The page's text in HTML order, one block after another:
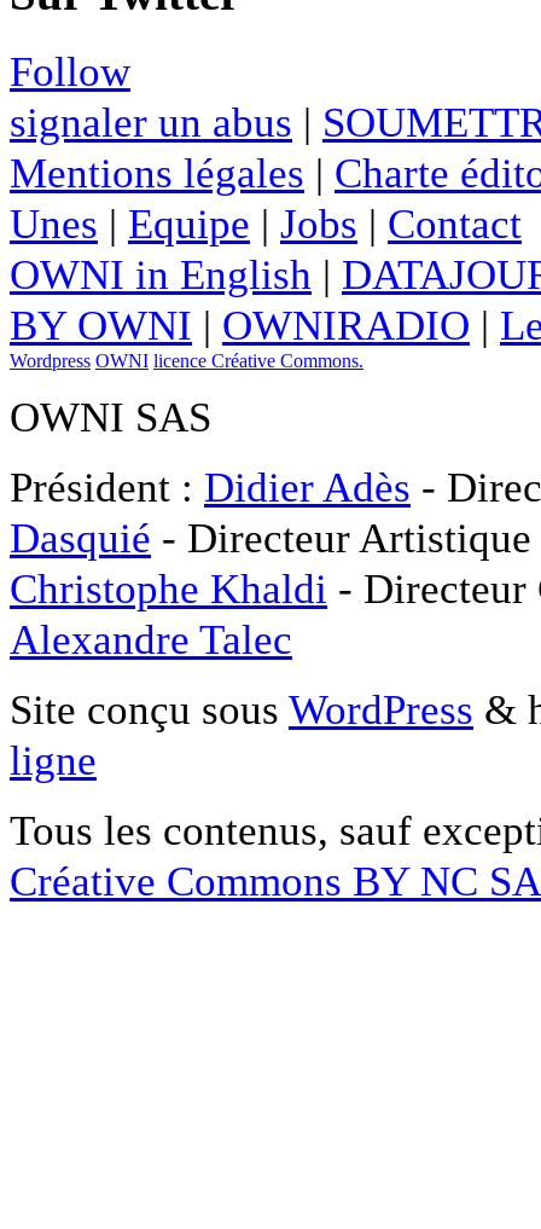
Follow
signaler un abus |
Mentions légales | Charte
Unes | Equipe | Jobs | Contact
OWNI in English |
BY OWNI | OWNIRADIO |
Wordpress OWNI licence Créative Commons.
OWNI SAS
Président : Didier Adès -
Dasquié - Directeur
Christophe Khaldi -
Alexandre Talec
Site conçu sous WordPress &
ligne
Tous les contenus, sauf
Créative Commons BY NC SA